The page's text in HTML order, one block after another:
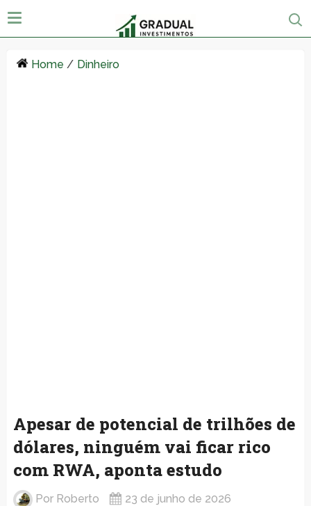
Home / Dinheiro
Apesar de potencial de trilhões de
dólares, ninguém vai ficar rico
com RWA, aponta estudo
Por Roberto 23 de junho de 2026